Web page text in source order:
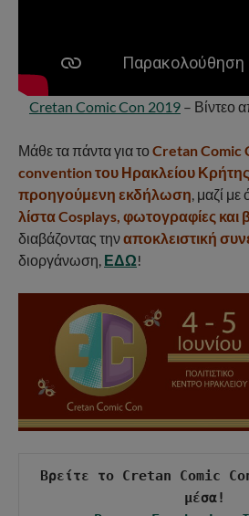
Cretan Comic Con 2019 – Βίντεο
Μάθε τα πάντα για το Cretan Comic
convention του Ηρακλείου Κρήτης
προηγούμενη εκδήλωση , μαζί με
λίστα Cosplays, φωτογραφίες και
διαβάζοντας τηναποκλειστική
διοργάνωση, ΕΔΩ!
Βρείτε το Cretan Comic